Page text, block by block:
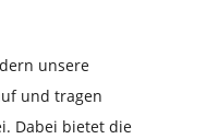
unsere
und tragen
Dabei bietet die